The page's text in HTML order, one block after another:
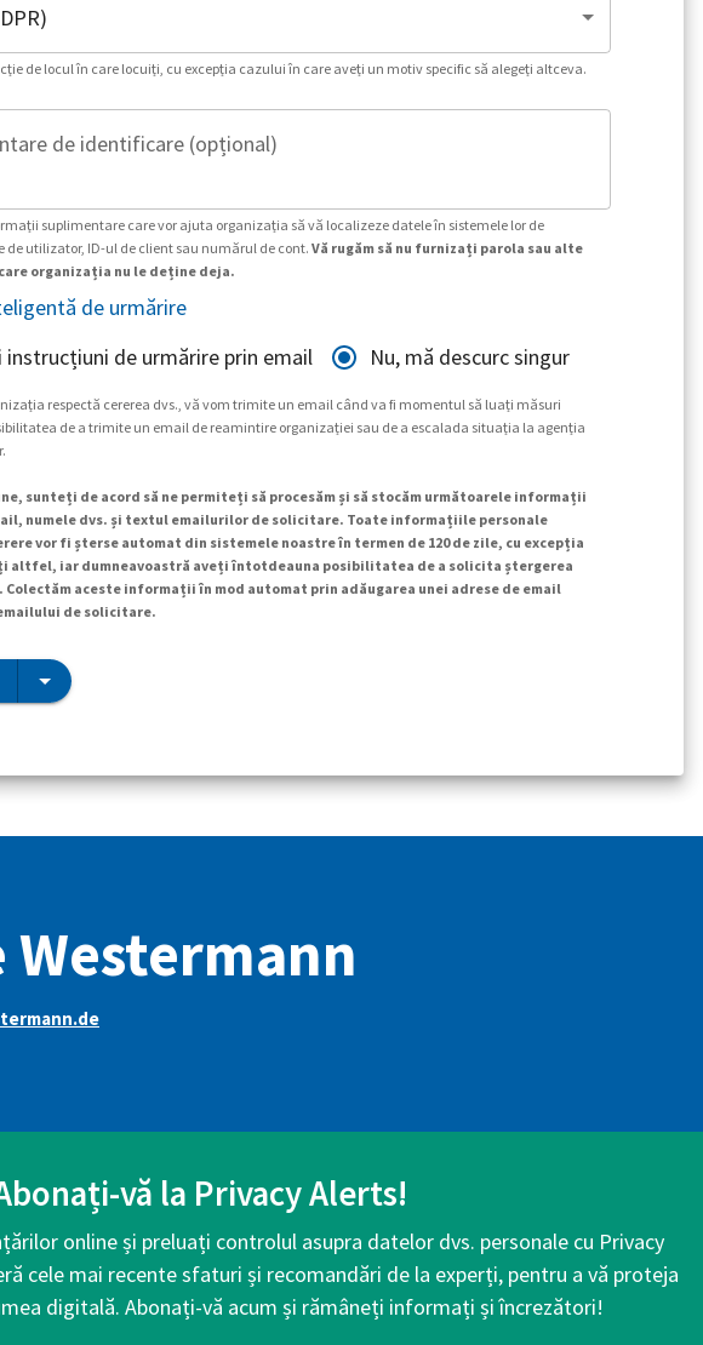
de locul în care locuiți, cu excepția cazului în care aveți un motiv specific să alegeți altceva.
de identificare (opțional)
suplimentare care vor ajuta organizația să vă localizeze datele în sistemele lor de
utilizator, ID-ul de client sau numărul de cont.Vă rugăm să nu furnizați parola sau alte
organizația nu le deține deja.
de urmărire
de urmărire prin email
Nu, mă descurc singur
respectă cererea dvs., vă vom trimite un email când va fi momentul să luați măsuri
de a trimite un email de reamintire organizației sau de a escalada situația la agenția
sunteți de acord să ne permiteți să procesăm și să stocăm următoarele informații
numele dvs. și textul emailurilor de solicitare. Toate informațiile personale
vor fi șterse automat din sistemele noastre în termen de 120 de zile, cu excepția
altfel, iar dumneavoastră aveți întotdeauna posibilitatea de a solicita ștergerea
aceste informații în mod automat prin adăugarea unei adrese de email
de solicitare.
Westermann
vă la Privacy Alerts!
online și preluați controlul asupra datelor dvs. personale cu Privacy
cele mai recente sfaturi și recomandări de la experți, pentru a vă proteja
digitală. Abonați-vă acum și rămâneți informați și încrezători!